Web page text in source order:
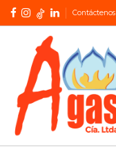
Contáctenos